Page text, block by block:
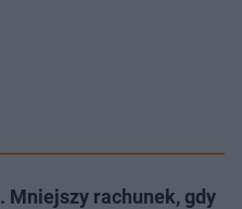
Mniejszy rachunek, gdy